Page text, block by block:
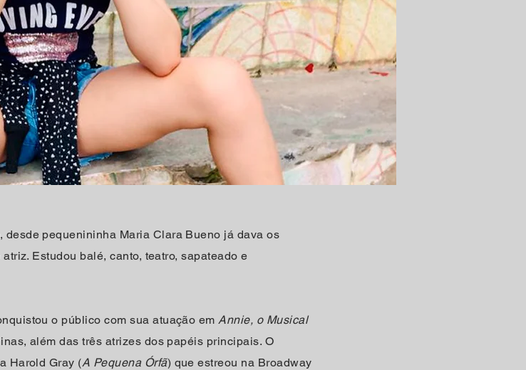
pequenininha Maria Clara Bueno já dava os
Estudou balé, canto, teatro, sapateado e
o público com sua atuação emAnnie, o Musical
além das três atrizes dos papéis principais. O
Harold Gray (A Pequena Órfã) que estreou na Broadway